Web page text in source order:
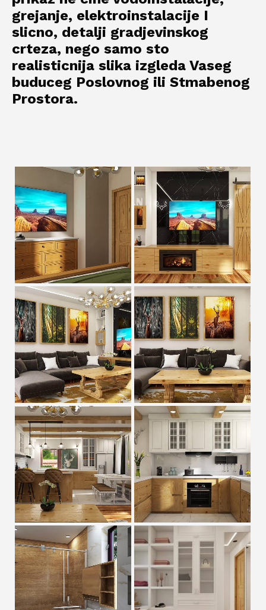
grejanje, elektroinstalacije I
slicno, detalji gradjevinskog
crteza, nego samo sto
realisticnija slika izgleda Vaseg
buduceg Poslovnog ili Stmabenog
Prostora.